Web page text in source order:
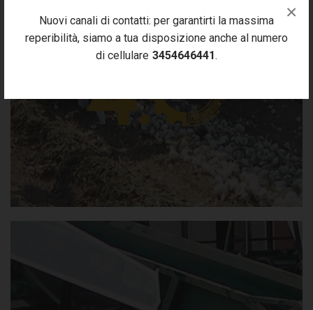
Nuovi canali di contatti: per garantirti la massima
reperibilità, siamo a tua disposizione anche al numero
di cellulare 3454646441.
×